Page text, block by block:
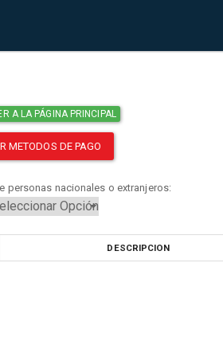
A LA PÁGINA PRINCIPAL
METODOS DE PAGO
personas nacionales o extranjeros:
DESCRIPCION